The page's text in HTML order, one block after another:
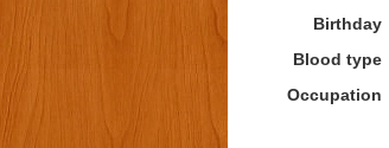
Birthday
Blood type
Occupation